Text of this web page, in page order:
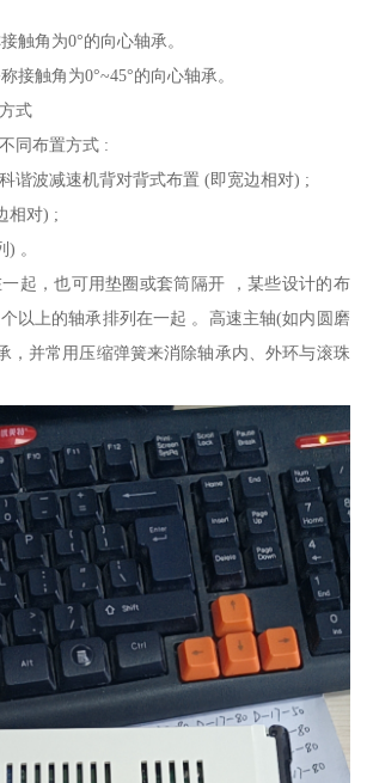
触角为0°的向心轴承。
接触角为0°~45°的向心轴承。
式
同布置方式 :
谐波减速机背对背式布置 (即宽边相对) ;
相对) ;
。
起，也可用垫圈或套筒隔开 ，某些设计的布
以上的轴承排列在一起 。高速主轴(如内圆磨
，并常用压缩弹簧来消除轴承内、外环与滚珠